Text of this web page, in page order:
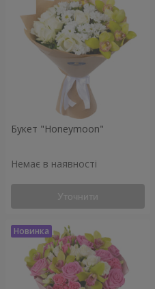
Букет "Honeymoon"
Немає в наявності
Уточнити